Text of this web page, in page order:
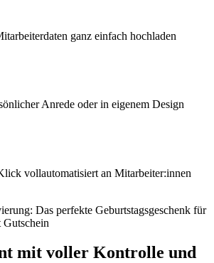
ganz einfach hochladen
Anrede oder in eigenem Design
vollautomatisiert an Mitarbeiter:innen
mit voller Kontrolle und